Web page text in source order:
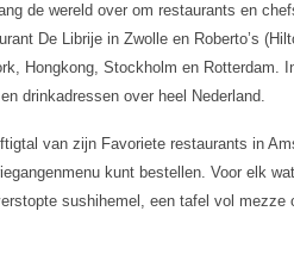
de wereld over om restaurants en
De Librije in Zwolle en Roberto’s
Hongkong, Stockholm en Rotterdam.
drinkadressen over heel Nederland.
van zijn Favoriete restaurants in
kunt bestellen. Voor elk
sushihemel, een tafel vol mezze